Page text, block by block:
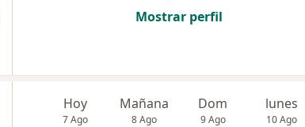
Mostrar perfil
Hoy
7 Ago
Mañana
8 Ago
Dom
9 Ago
lunes
10 Ago